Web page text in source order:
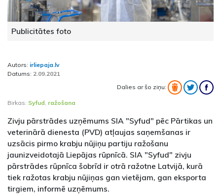
Publicitātes foto
Autors: irliepaja.lv
Datums: 2.09.2021
Dalies ar šo ziņu:
Birkas: Syfud ražošana
Zivju pārstrādes uzņēmums SIA "Syfud" pēc Pārtikas un
veterinārā dienesta (PVD) atļaujas saņemšanas ir
uzsācis pirmo krabju nūjiņu partiju ražošanu
jaunizveidotajā Liepājas rūpnīcā. SIA "Syfud" zivju
pārstrādes rūpnīca šobrīd ir otrā ražotne Latvijā, kurā
tiek ražotas krabju nūjiņas gan vietējam, gan eksporta
tirgiem, informē uzņēmums.